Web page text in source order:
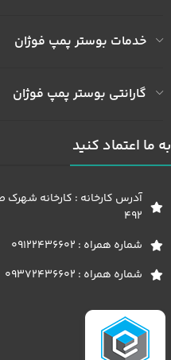
خدمات بوستر پمپ فوژان
گارانتی بوستر پمپ فوژان
به ما اعتماد کنید
آدرس کارخانه : کارخانه
492
شماره همراه : 09122436602
شماره همراه : 09372436602